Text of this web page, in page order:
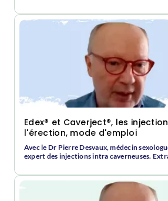
Edex® et Caverject®, les
l'érection, mode d'emploi
Avec le Dr Pierre Desvaux, médecin
expert des injections intra caverneuses.